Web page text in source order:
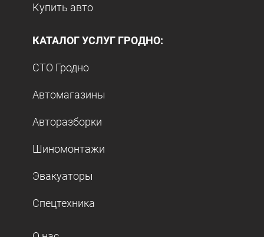
Купить авто
КАТАЛОГ УСЛУГ ГРОДНО:
СТО Гродно
Автомагазины
Авторазборки
Шиномонтажи
Эвакуаторы
Спецтехника